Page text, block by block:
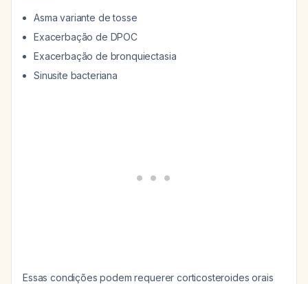
Asma variante de tosse
Exacerbação de DPOC
Exacerbação de bronquiectasia
Sinusite bacteriana
Essas condições podem requerer corticosteroides orais